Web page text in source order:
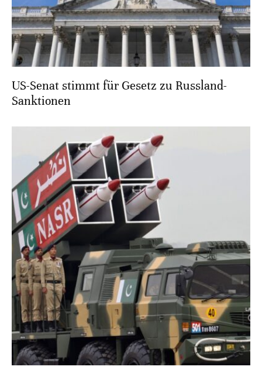
US-Senat stimmt für Gesetz zu Russland-
Sanktionen